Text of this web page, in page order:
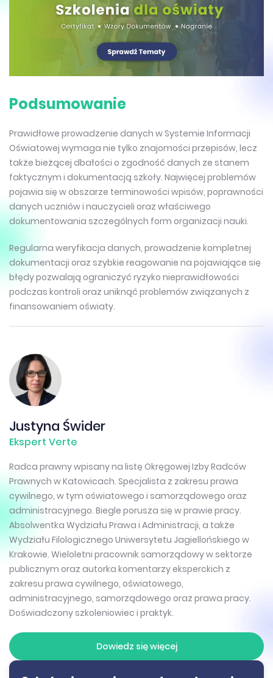
Podsumowanie
Prawidłowe prowadzenie danych w Systemie Informacji
Oświatowej wymaga nie tylko znajomości przepisów, lecz
także bieżącej dbałości o zgodność danych ze stanem
faktycznym i dokumentacją szkoły. Najwięcej problemów
pojawia się w obszarze terminowości wpisów, poprawności
danych uczniów i nauczycieli oraz właściwego
dokumentowania szczególnych form organizacji nauki.
Regularna weryfikacja danych, prowadzenie kompletnej
dokumentacji oraz szybkie reagowanie na pojawiające się
błędy pozwalają ograniczyć ryzyko nieprawidłowości
podczas kontroli oraz uniknąć problemów związanych z
finansowaniem oświaty.
Justyna Świder
Ekspert Verte
Radca prawny wpisany na listę Okręgowej Izby Radców
Prawnych w Katowicach. Specjalista z zakresu prawa
cywilnego, w tym oświatowego i samorządowego oraz
administracyjnego. Biegle porusza się w prawie pracy.
Absolwentka Wydziału Prawa i Administracji, a także
Wydziału Filologicznego Uniwersytetu Jagiellońskiego w
Krakowie. Wieloletni pracownik samorządowy w sektorze
publicznym oraz autorka komentarzy eksperckich z
zakresu prawa cywilnego, oświatowego,
administracyjnego, samorządowego oraz prawa pracy.
Doświadczony szkoleniowiec i praktyk.
Dowiedz się więcej